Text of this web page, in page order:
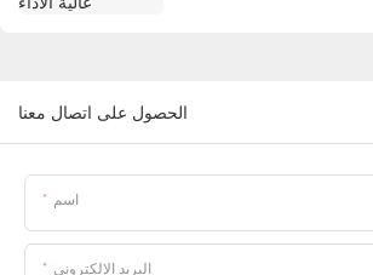
الحصول على اتصال معنا
اسم
البريد الإلكتروني